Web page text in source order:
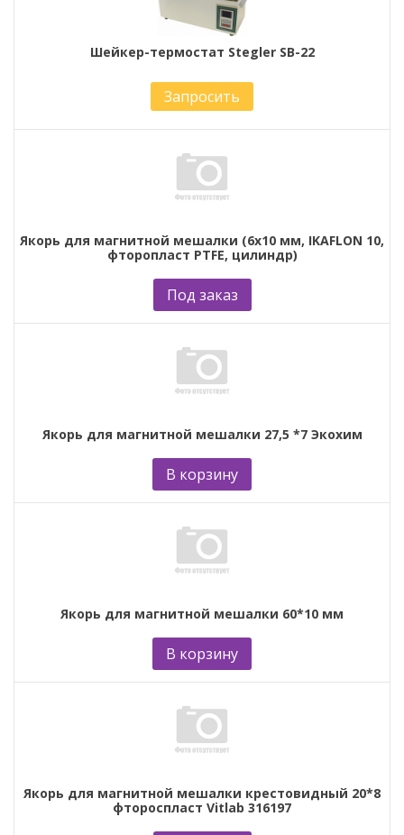
Шейкер-термостат Stegler SB-22
Запросить
Якорь для магнитной мешалки (6х10 мм, IKAFLON 10,
фторопласт PTFE, цилиндр)
Под заказ
Якорь для магнитной мешалки 27,5 *7 Экохим
В корзину
Якорь для магнитной мешалки 60*10 мм
В корзину
Якорь для магнитной мешалки крестовидный 20*8
фтороспласт Vitlab 316197